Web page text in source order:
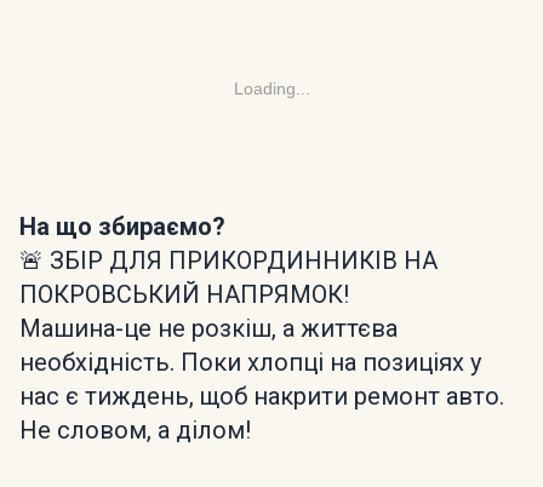
Loading...
На що збираємо?
🚨 ЗБІР ДЛЯ ПРИКОРДИННИКІВ НА
ПОКРОВСЬКИЙ НАПРЯМОК!
Машина-це не розкіш, а життєва
необхідність. Поки хлопці на позиціях у
нас є тиждень, щоб накрити ремонт авто.
Не словом, а ділом!